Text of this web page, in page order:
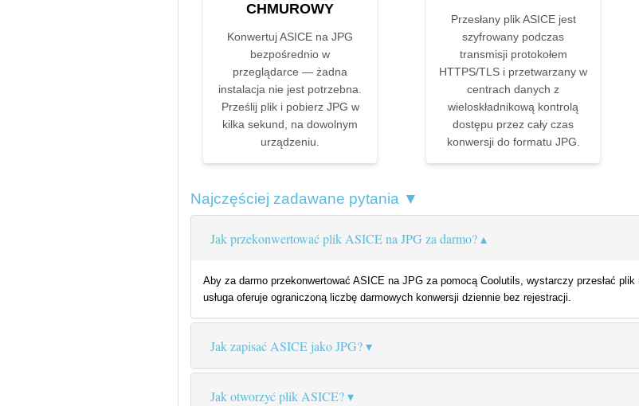
CHMUROWY
Konwertuj ASICE na JPG
bezpośrednio w
przeglądarce — żadna
instalacja nie jest potrzebna.
Prześlij plik i pobierz JPG w
kilka sekund, na dowolnym
urządzeniu.
Przesłany plik ASICE jest
szyfrowany podczas
transmisji protokołem
HTTPS/TLS i przetwarzany w
centrach danych z
wieloskładnikową kontrolą
dostępu przez cały czas
konwersji do formatu JPG.
Najczęściej zadawane pytania ▼
Jak przekonwertować plik ASICE na JPG za darmo?
Aby za darmo przekonwertować ASICE na JPG za pomocą Coolutils, wystarczy przesłać
usługa oferuje ograniczoną liczbę darmowych konwersji dziennie bez rejestracji.
Jak zapisać ASICE jako JPG?
Jak otworzyć plik ASICE?